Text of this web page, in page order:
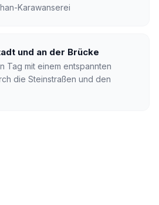
Karawanserei
und an der Brücke
Tag mit einem entspannten
die Steinstraßen und den